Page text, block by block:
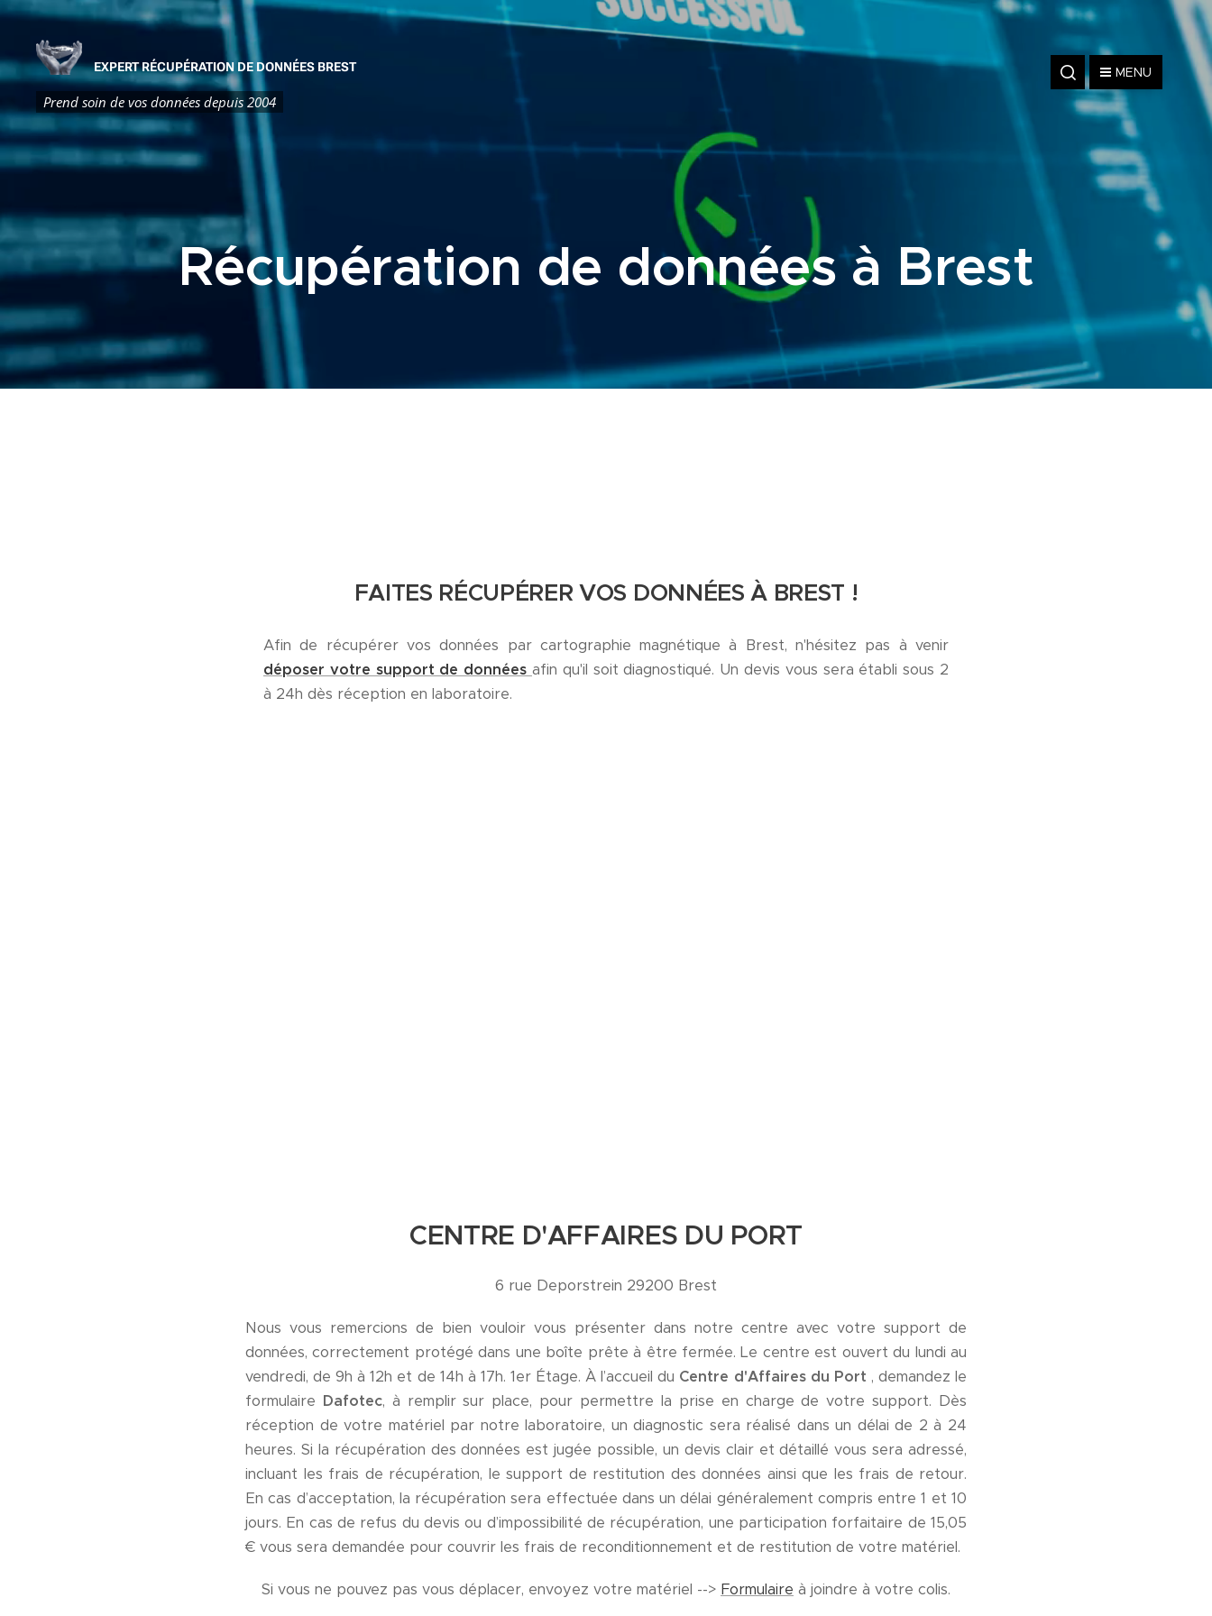
EXPERT RÉCUPÉRATION DE DONNÉES BREST
Prend soin de vos données depuis 2004
MENU
Récupération de données à Brest
FAITES RÉCUPÉRER VOS DONNÉES À BREST !
Afin de récupérer vos données par cartographie magnétique à Brest, n'hésitez pas à venir
déposer votre support de données afin qu'il soit diagnostiqué. Un devis vous sera établi sous 2
à 24h dès réception en laboratoire.
CENTRE D'AFFAIRES DU PORT
6 rue Deporstrein 29200 Brest
Nous vous remercions de bien vouloir vous présenter dans notre centre avec votre support de
données, correctement protégé dans une boîte prête à être fermée. Le centre est ouvert du lundi au
vendredi, de 9h à 12h et de 14h à 17h. 1er Étage. À l’accueil du Centre d'Affaires du Port , demandez le
formulaire Dafotec, à remplir sur place, pour permettre la prise en charge de votre support. Dès
réception de votre matériel par notre laboratoire, un diagnostic sera réalisé dans un délai de 2 à 24
heures. Si la récupération des données est jugée possible, un devis clair et détaillé vous sera adressé,
incluant les frais de récupération, le support de restitution des données ainsi que les frais de retour.
En cas d’acceptation, la récupération sera effectuée dans un délai généralement compris entre 1 et 10
jours. En cas de refus du devis ou d’impossibilité de récupération, une participation forfaitaire de 15,05
€ vous sera demandée pour couvrir les frais de reconditionnement et de restitution de votre matériel.
Si vous ne pouvez pas vous déplacer, envoyez votre matériel --> Formulaire à joindre à votre colis.